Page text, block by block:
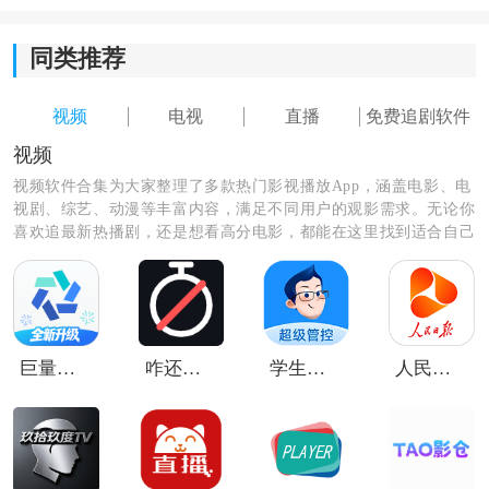
高清信号，画质清晰稳定。
2、自定义节目源管理：支持用户自行添加个性化直播
源，拓展观看边界，自由度极高。
3、智能观看记录：自动记忆常看频道，结合收藏夹功
能，下次观看一键直达，省时省心。
4、多类型内容集成：不仅限于直播，还聚合最新影视
剧、热门综艺、纪录片等点播资源。
5、播放体验优化：具备清晰度切换、全屏模式、后台播
放等实用功能，提升操作便捷性。
同类推荐
视频 电视 直播 免费追剧软件
视频
视频软件合集为大家整理了多款热门影视播放App，涵盖电影、电
视剧、综艺、动漫等丰富内容，满足不同用户的观影需求。无论你
喜欢追最新热播剧，还是想看高分电影，都能在这里找到适合自己
精彩观影时光，轻松告别剧荒。
巨量百应手机 咋还在刷 学生手机管理 人民日报视界客户端